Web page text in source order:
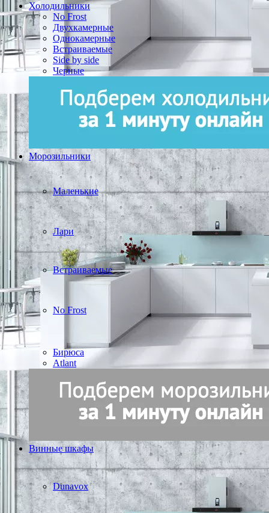
Холодильники
No Frost
Двухкамерные
Однокамерные
Встраиваемые
Side by side
Черные
Морозильники
Маленькие
Лари
Встраиваемые
No Frost
Бирюса
Atlant
Винные шкафы
Dunavox